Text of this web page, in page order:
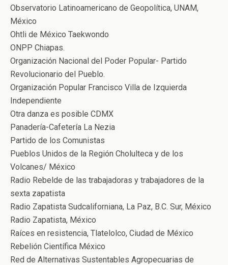
Observatorio Latinoamericano de Geopolítica, UNAM,
México
Ohtli de México Taekwondo
ONPP Chiapas.
Organización Nacional del Poder Popular- Partido
Revolucionario del Pueblo.
Organización Popular Francisco Villa de Izquierda
Independiente
Otra danza es posible CDMX
Panadería-Cafetería La Nezia
Partido de los Comunistas
Pueblos Unidos de la Región Cholulteca y de los
Volcanes/ México
Radio Rebelde de las trabajadoras y trabajadores de la
sexta zapatista
Radio Zapatista Sudcaliforniana, La Paz, B.C. Sur, México
Radio Zapatista, México
Raíces en resistencia, Tlatelolco, Ciudad de México
Rebelión Científica México
Red de Alternativas Sustentables Agropecuarias de